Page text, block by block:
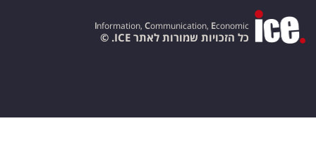
Information, Communication, Economic
כל הזכויות שמורות לאתר ICE. ©